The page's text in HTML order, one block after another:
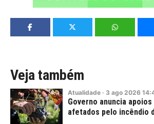
Veja também
Atualidade · 3 ago 2026
Governo anuncia
afetados pelo incêndio